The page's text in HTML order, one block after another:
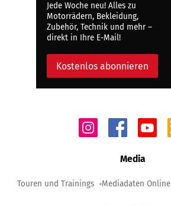
Jede Woche neu! Alles zu
Motorrädern, Bekleidung,
Zubehör, Technik und mehr –
direkt in Ihre E-Mail!
Kostenlos abonnieren
Media
Touren und Trainings Mediadaten Online